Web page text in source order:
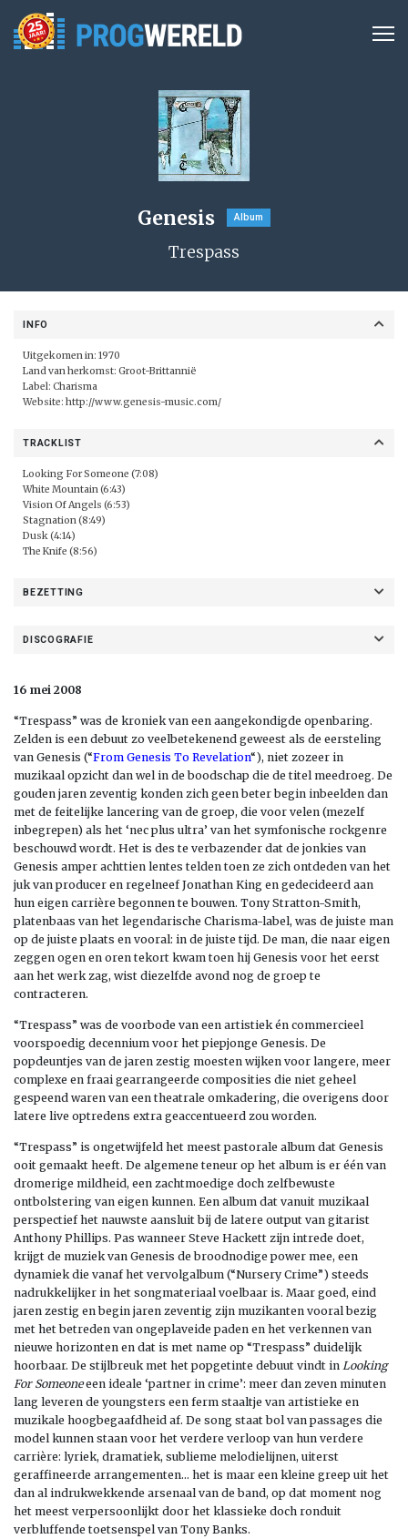
Genesis Album
Trespass
INFO
Uitgekomen in: 1970
Land van herkomst: Groot-Brittannië
Label: Charisma
Website: http://www.genesis-music.com/
TRACKLIST
Looking For Someone (7:08)
White Mountain (6:43)
Vision Of Angels (6:53)
Stagnation (8:49)
Dusk (4:14)
The Knife (8:56)
BEZETTING
DISCOGRAFIE
16 mei 2008
“Trespass” was de kroniek van een aangekondigde openbaring.
Zelden is een debuut zo veelbetekenend geweest als de eersteling
van Genesis (“From Genesis To Revelation“), niet zozeer in
muzikaal opzicht dan wel in de boodschap die de titel meedroeg. De
gouden jaren zeventig konden zich geen beter begin inbeelden dan
met de feitelijke lancering van de groep, die voor velen (mezelf
inbegrepen) als het ‘nec plus ultra’ van het symfonische rockgenre
beschouwd wordt. Het is des te verbazender dat de jonkies van
Genesis amper achttien lentes telden toen ze zich ontdeden van het
juk van producer en regelneef Jonathan King en gedecideerd aan
hun eigen carrière begonnen te bouwen. Tony Stratton-Smith,
platenbaas van het legendarische Charisma-label, was de juiste man
op de juiste plaats en vooral: in de juiste tijd. De man, die naar eigen
zeggen ogen en oren tekort kwam toen hij Genesis voor het eerst
aan het werk zag, wist diezelfde avond nog de groep te
contracteren.
“Trespass” was de voorbode van een artistiek én commercieel
voorspoedig decennium voor het piepjonge Genesis. De
popdeuntjes van de jaren zestig moesten wijken voor langere, meer
complexe en fraai gearrangeerde composities die niet geheel
gespeend waren van een theatrale omkadering, die overigens door
latere live optredens extra geaccentueerd zou worden.
“Trespass” is ongetwijfeld het meest pastorale album dat Genesis
ooit gemaakt heeft. De algemene teneur op het album is er één van
dromerige mildheid, een zachtmoedige doch zelfbewuste
ontbolstering van eigen kunnen. Een album dat vanuit muzikaal
perspectief het nauwste aansluit bij de latere output van gitarist
Anthony Phillips. Pas wanneer Steve Hackett zijn intrede doet,
krijgt de muziek van Genesis de broodnodige power mee, een
dynamiek die vanaf het vervolgalbum (“Nursery Crime”) steeds
nadrukkelijker in het songmateriaal voelbaar is. Maar goed, eind
jaren zestig en begin jaren zeventig zijn muzikanten vooral bezig
met het betreden van ongeplaveide paden en het verkennen van
nieuwe horizonten en dat is met name op “Trespass” duidelijk
hoorbaar. De stijlbreuk met het popgetinte debuut vindt in Looking
For Someoneeen ideale ‘partner in crime’: meer dan zeven minuten
lang leveren de youngsters een ferm staaltje van artistieke en
muzikale hoogbegaafdheid af. De song staat bol van passages die
model kunnen staan voor het verdere verloop van hun verdere
carrière: lyriek, dramatiek, sublieme melodielijnen, uiterst
geraffineerde arrangementen… het is maar een kleine greep uit het
dan al indrukwekkende arsenaal van de band, op dat moment nog
het meest verpersoonlijkt door het klassieke doch ronduit
verbluffende toetsenspel van Tony Banks.